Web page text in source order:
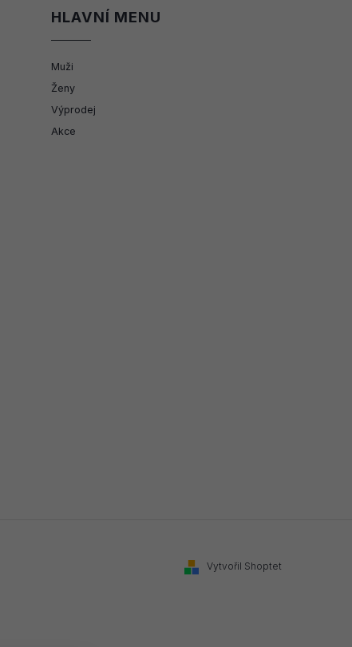
HLAVNÍ MENU
Muži
Ženy
Výprodej
Akce
Vytvořil Shoptet